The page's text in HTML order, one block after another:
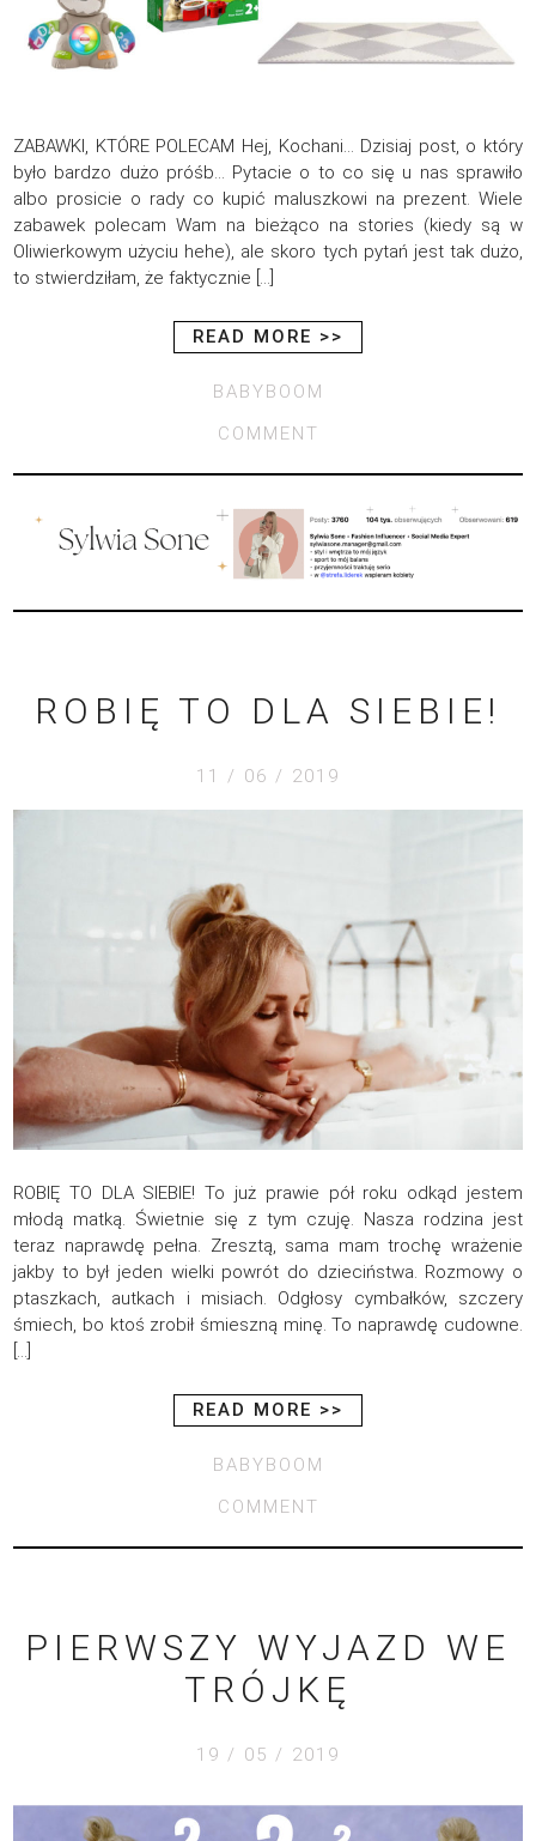
ZABAWKI, KTÓRE POLECAM Hej, Kochani… Dzisiaj post, o który
było bardzo dużo próśb… Pytacie o to co się u nas sprawiło
albo prosicie o rady co kupić maluszkowi na prezent. Wiele
zabawek polecam Wam na bieżąco na stories (kiedy są w
Oliwierkowym użyciu hehe), ale skoro tych pytań jest tak dużo,
to stwierdziłam, że faktycznie […]
READ MORE >>
BABYBOOM
COMMENT
ROBIĘ TO DLA SIEBIE!
11 / 06 / 2019
ROBIĘ TO DLA SIEBIE! To już prawie pół roku odkąd jestem
młodą matką. Świetnie się z tym czuję. Nasza rodzina jest
teraz naprawdę pełna. Zresztą, sama mam trochę wrażenie
jakby to był jeden wielki powrót do dzieciństwa. Rozmowy o
ptaszkach, autkach i misiach. Odgłosy cymbałków, szczery
śmiech, bo ktoś zrobił śmieszną minę. To naprawdę cudowne.
[…]
READ MORE >>
BABYBOOM
COMMENT
PIERWSZY WYJAZD WE
TRÓJKĘ
19 / 05 / 2019